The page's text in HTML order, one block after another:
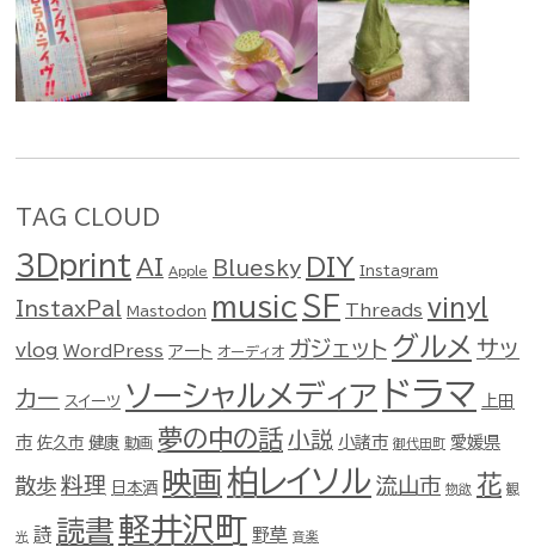
TAG CLOUD
3Dprint AI Apple Bluesky DIY Instagram
InstaxPal Mastodon music SF Threads vinyl
vlog WordPress アート オーディオ ガジェット グルメ サッ
カー スイーツ ソーシャルメディア ドラマ 上田
市 佐久市 健康 動画 夢の中の話 小説 小諸市 御代田町 愛媛県
散歩 料理 日本酒 映画 柏レイソル 流山市 物欲 花 観
光 詩 読書軽井沢町 野草 音楽